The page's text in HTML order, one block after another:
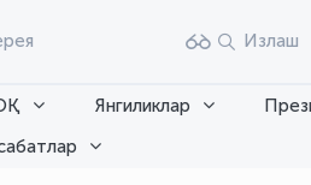
Излаш
Янгиликлар